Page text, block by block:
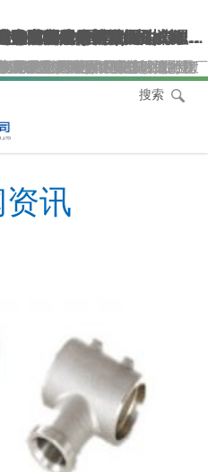
搜索
讯
产业新未来新发展
，绿色设计已延伸到机械制造
生产的基础工艺装备，它的生
成为衡量一个国家产品制造水
在......
星空网页版-星空XINGKONG（中国）机械加工工艺效果的几点重要介绍
（中国）机械加工是什
对工件的外形尺寸或性能进行
为冷加工和热加工。 一般在常
件的化学或物相变化﹐称冷加
分类
类很多，由于功能的相似性，
的模具中往往具有相同的结构
和冲压模结构为例进行分析，
规......
星空网页版-星空XINGKONG（中国）机械发展走势：轴承一路飘红
面，星空网页版-星空
械的行业属性决定了其特定的
格居高不下，生产成本不能降
，增加产品附加值。若大力
空XINGKONG（中国）机......
金钢铸造的特性
钢铸造的特性： 1.变形抗力和
铸造 温度下的变形抗力比碳钢
多倍，高温合金高5-8倍。另
，......
镜面处理效果
星空网页版-星空
造的孔隙率、纯度、厚度以及
铸件的镜面效果产生干扰浸浆
动集中供蜡系统不锈钢星空
（中国）铸造基本流程需要
中常用的干法和湿法清理
网页版-星空XINGKONG（中
。并打磨精整铸件内外外表的
的多余局部。 1底部设置回转工
冲刷作用清除型芯及铸件粘
孔有哪些需要避免的
的避免具体介绍如下： 1、浇
体系之间的衔接处密封欠好，
的衔接密封欠好。 2、型砂的粒
......
苏州不锈钢铸造厂星空网页版-星空XINGKONG（中国）铸造的回火处理办法
钢星空网页版-星空
造回火处理办法 1获得的组织
火：回火温度为150250℃。即
分碳，马氏体周围形成碳化
苏州星空网页版-星空XINGKONG（中国）铸件制造厂冷却操作的细节
（中国）铸件制造 厂
空网页版-星空XINGKONG（中
来越广。其中冷却进程是一个
阅历合金的固态相变，相变
，比如说碳钢......
意事项
在铸造的时候。应该注意给大
。 1除从工艺上采取措施外，为
白口。必需使其壁厚不能过
在......
量过高是什么原因
源的一些浪费，很多人都不了
避免不锈钢铸件是用在各种不
,主要用在各种介质腐蚀条件
过......